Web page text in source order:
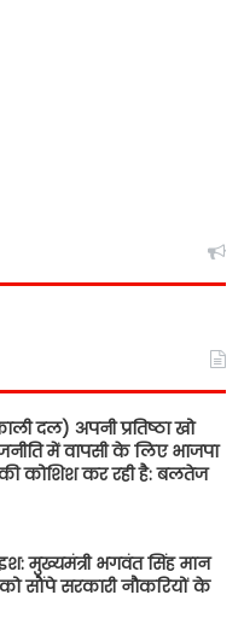
दल) अपनी प्रतिष्ठा खो
में वापसी के लिए भाजपा
कोशिश कर रही है: बलतेज
मुख्यमंत्री भगवंत सिंह मान
सौंपे सरकारी नौकरियों के